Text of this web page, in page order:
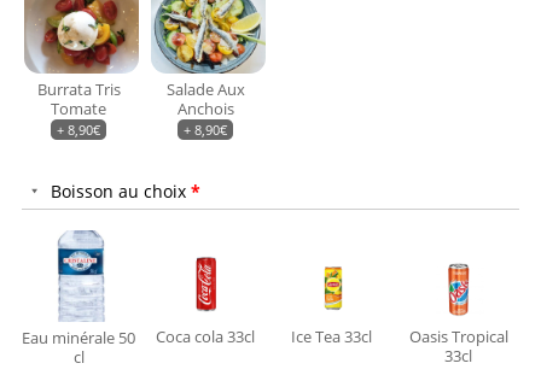
Burrata Tris
Tomate
+ 8,90€
Salade Aux
Anchois
+ 8,90€
Boisson au choix *
Eau minérale 50
cl
Coca cola 33cl Ice Tea 33cl
Oasis Tropical
33cl